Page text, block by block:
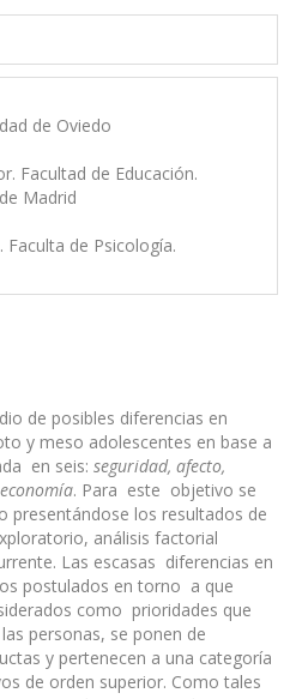
de Oviedo
Facultad de Educación.
Madrid
Faculta de Psicología.
de posibles diferencias en
y meso adolescentes en base a
en seis: seguridad, afecto,
economía. Para este objetivo se
presentándose los resultados de
análisis factorial
Las escasas diferencias en
postulados en torno a que
como prioridades que
personas, se ponen de
y pertenecen a una categoría
de orden superior. Como tales